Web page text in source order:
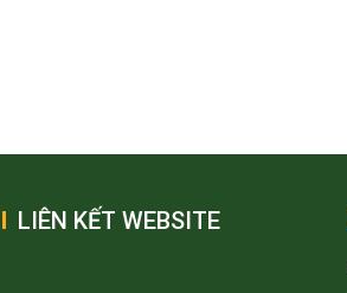
LIÊN KẾT WEBSITE